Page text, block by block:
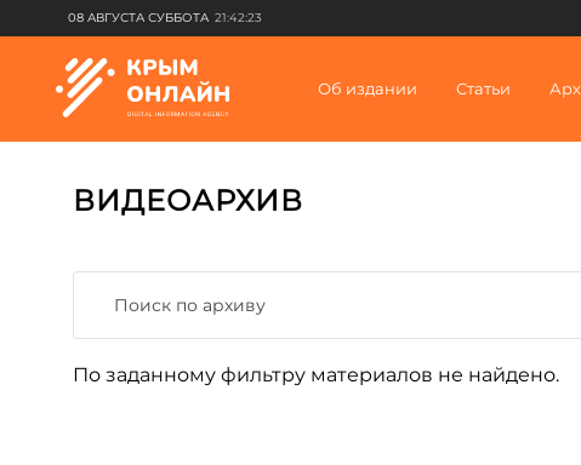
08 АВГУСТА СУББОТА 21:42:23
Об издании Статьи
ВИДЕОАРХИВ
По заданному фильтру материалов не найдено.